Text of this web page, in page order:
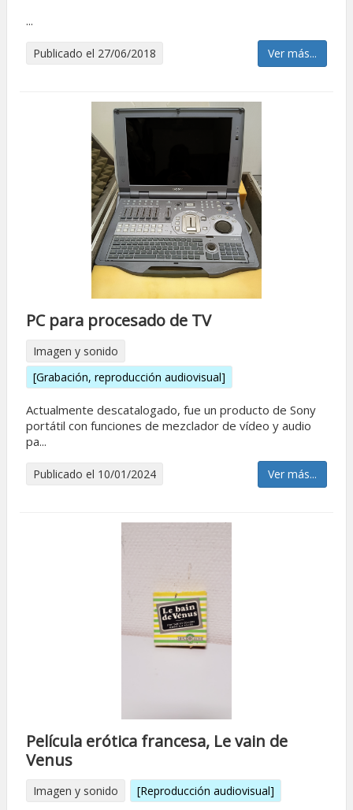
...
Publicado el 27/06/2018 Ver más...
PC para procesado de TV
Imagen y sonido
[Grabación, reproducción audiovisual]
Actualmente descatalogado, fue un producto de Sony
portátil con funciones de mezclador de vídeo y audio
pa...
Publicado el 10/01/2024 Ver más...
Pelí­cula erótica francesa, Le vain de
Venus
Imagen y sonido [Reproducción audiovisual]